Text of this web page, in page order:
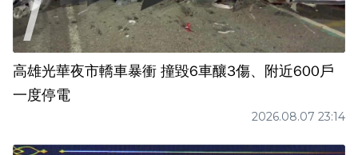
高雄光華夜市轎車暴衝 撞毀6車釀3傷、附近600戶
一度停電
2026.08.07 23:14